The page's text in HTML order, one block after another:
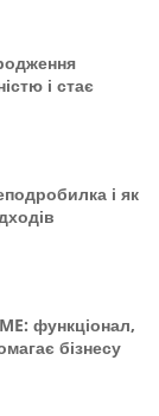
і стає
і як
функціонал,
бізнесу